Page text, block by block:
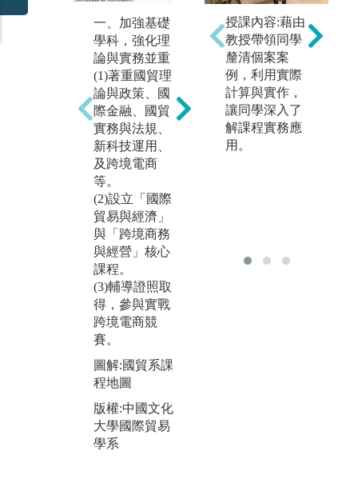
一、加強基礎
學科，強化理
論與實務並重
(1)著重國貿理
論與政策、國
際金融、國貿
實務與法規、
新科技運用、
及跨境電商
等。
(2)設立「國際
貿易與經濟」
與「跨境商務
與經營」核心
課程。
(3)輔導證照取
得，參與實戰
跨境電商競
賽。
圖解:國貿系課
程地圖
版權:中國文化
大學國際貿易
學系
二、海外移地
學習
為了培育學生
國際宏觀視
野，不定期辦
理海外移地教
學活動。歷年
來舉辦過美
地企業的營運
授課內容:藉由
教授帶領同學
釐清個案案
例，利用實際
計算與實作，
讓同學深入了
解課程實務應
用。